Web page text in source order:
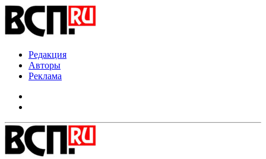
Редакция
Авторы
Реклама